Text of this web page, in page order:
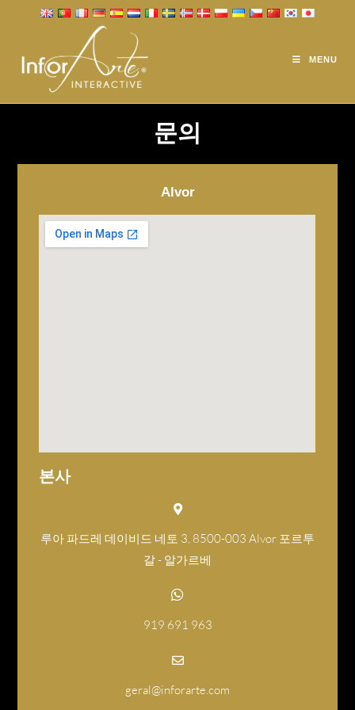
MENU
CONTACTS
문의
Alvor
본사
루아 파드레 데이비드 네토 3, 8500-003 Alvor 포르투
갈 - 알가르베
919 691 963
geral@inforarte.com